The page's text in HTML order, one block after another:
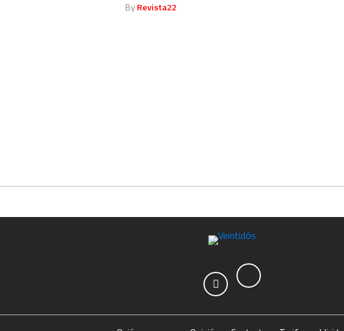
ByRevista22